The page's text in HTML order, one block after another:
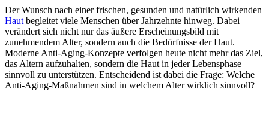
Der Wunsch nach einer frischen, gesunden und natürlich wirkenden
Haut begleitet viele Menschen über Jahrzehnte hinweg. Dabei
verändert sich nicht nur das äußere Erscheinungsbild mit
zunehmendem Alter, sondern auch die Bedürfnisse der Haut.
Moderne Anti-Aging-Konzepte verfolgen heute nicht mehr das Ziel,
das Altern aufzuhalten, sondern die Haut in jeder Lebensphase
sinnvoll zu unterstützen. Entscheidend ist dabei die Frage: Welche
Anti-Aging-Maßnahmen sind in welchem Alter wirklich sinnvoll?